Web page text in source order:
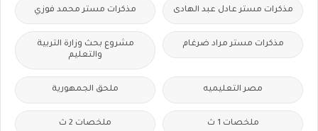
مذكرات مستر عادل عبد الهادى مذكرات مستر محمد فوزي
مذكرات مستر مراد ضرغام
مشروع بحث وزارة التربية
والتعليم
مصر التعليميه ملحق الجمهورية
ملخصات 1 ث ملخصات 2 ث